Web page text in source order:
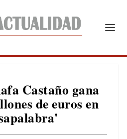
Castaño gana
de euros en